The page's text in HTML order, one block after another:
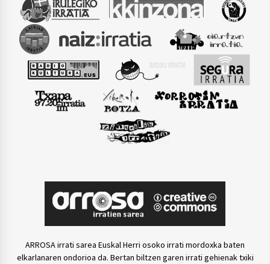
ARROSA irrati sarea Euskal Herri osoko irrati mordoxka baten
elkarlanaren ondorioa da. Bertan biltzen garen irrati gehienak txiki